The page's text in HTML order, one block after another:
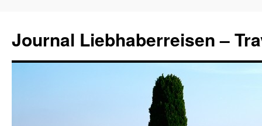
Journal Liebhaberreisen –